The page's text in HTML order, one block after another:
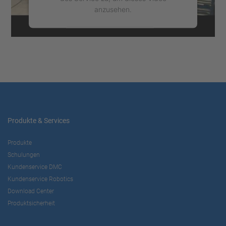
anzusehen.
Mehr Informationen
powered byUsercentrics Consent
Produkte & Services
Produkte
Schulungen
Kundenservice DMC
Kundenservice Robotics
Download Center
Produktsicherheit